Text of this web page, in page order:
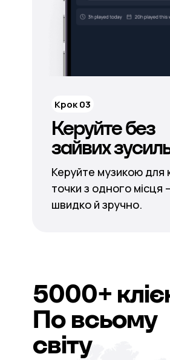
Керуйте без
зайвих
Керуйте музикою для
точки з одного місця
швидко й зручно.
Крок 03
5000+
По всьому
світу